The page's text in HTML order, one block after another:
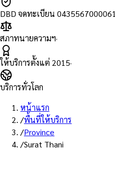
DBD จดทะเบียน 0435567000061
สภาทนายความฯ·
ให้บริการตั้งแต่ 2015·
บริการทั่วโลก
หน้าแรก
/พื้นที่ให้บริการ
/Province
/Surat Thani